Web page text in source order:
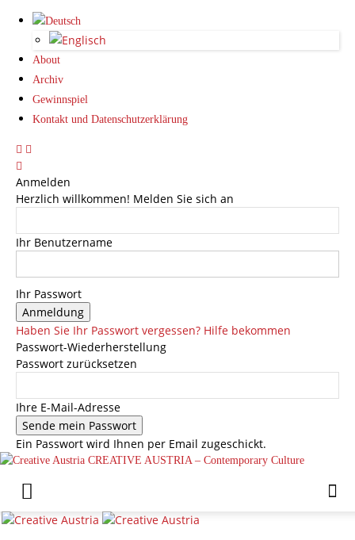
About
Archiv
Gewinnspiel
Kontakt und Datenschutzerklärung
Anmelden
Herzlich willkommen! Melden Sie sich an
Ihr Benutzername
Ihr Passwort
Haben Sie Ihr Passwort vergessen? Hilfe bekommen
Passwort-Wiederherstellung
Passwort zurücksetzen
Ihre E-Mail-Adresse
Ein Passwort wird Ihnen per Email zugeschickt.
CREATIVE AUSTRIA – Contemporary Culture